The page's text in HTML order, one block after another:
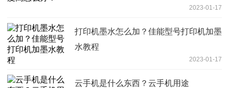
2023-01-17
打印机墨水怎么加？佳能型号打印机加墨
水教程
2023-01-17
云手机是什么东西？云手机用途